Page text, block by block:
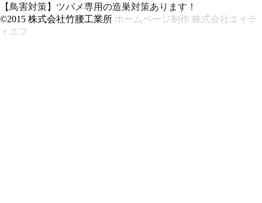
【鳥害対策】ツバメ専用の造巣対策あります！
©2015 株式会社竹腰工業所 ホームページ制作 株式会社エイテ
ィエフ